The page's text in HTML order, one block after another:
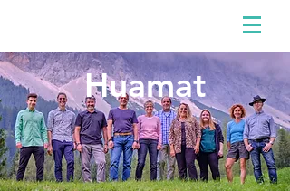
Huamat